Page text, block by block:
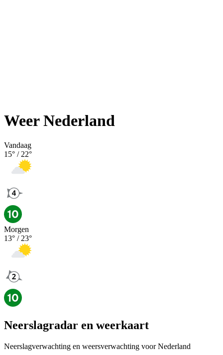
Weer Nederland
Vandaag
15° / 22°
Morgen
13° / 23°
Neerslagradar en weerkaart
Neerslagverwachting en weersverwachting voor Nederland